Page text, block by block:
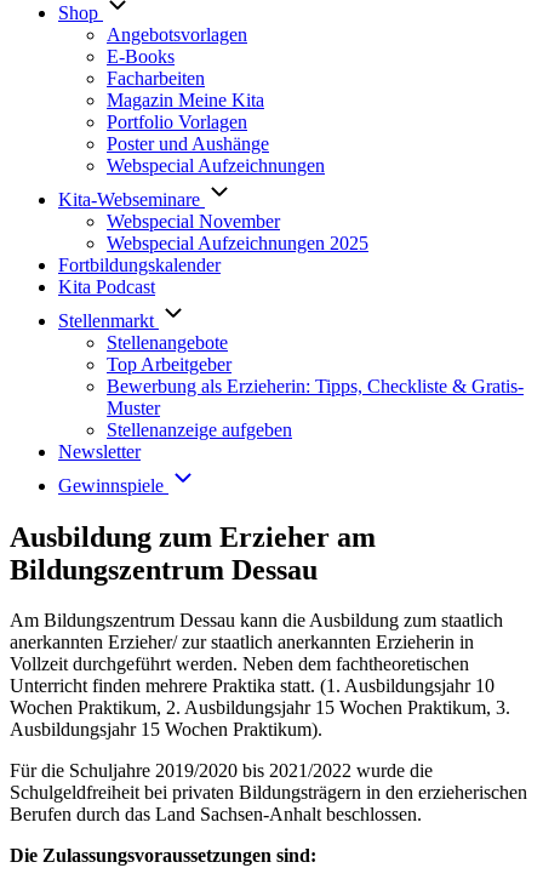
Shop
Angebotsvorlagen
E-Books
Facharbeiten
Magazin Meine Kita
Portfolio Vorlagen
Poster und Aushänge
Webspecial Aufzeichnungen
Kita-Webseminare
Webspecial November
Webspecial Aufzeichnungen 2025
Fortbildungskalender
Kita Podcast
Stellenmarkt
Stellenangebote
Top Arbeitgeber
Bewerbung als Erzieherin: Tipps, Checkliste & Gratis-
Muster
Stellenanzeige aufgeben
Newsletter
Gewinnspiele
Ausbildung zum Erzieher am
Bildungszentrum Dessau
Am Bildungszentrum Dessau kann die Ausbildung zum staatlich
anerkannten Erzieher/ zur staatlich anerkannten Erzieherin in
Vollzeit durchgeführt werden. Neben dem fachtheoretischen
Unterricht finden mehrere Praktika statt. (1. Ausbildungsjahr 10
Wochen Praktikum, 2. Ausbildungsjahr 15 Wochen Praktikum, 3.
Ausbildungsjahr 15 Wochen Praktikum).
Für die Schuljahre 2019/2020 bis 2021/2022 wurde die
Schulgeldfreiheit bei privaten Bildungsträgern in den erzieherischen
Berufen durch das Land Sachsen-Anhalt beschlossen.
Die Zulassungsvoraussetzungen sind: